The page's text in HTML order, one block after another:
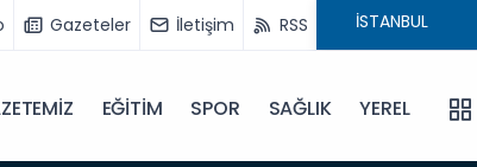
Gazeteler İletişim RSS
EĞİTİM SPOR SAĞLIK YEREL